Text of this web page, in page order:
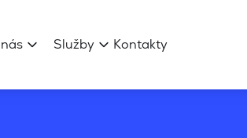
Služby Kontakty